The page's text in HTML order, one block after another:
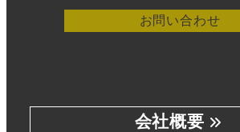
お問い合わせ
会社概要